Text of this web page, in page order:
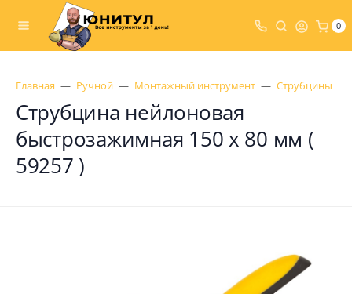
0
Главная Ручной Монтажный инструмент Струбцины
Струбцина нейлоновая
быстрозажимная 150 x 80 мм (
59257 )